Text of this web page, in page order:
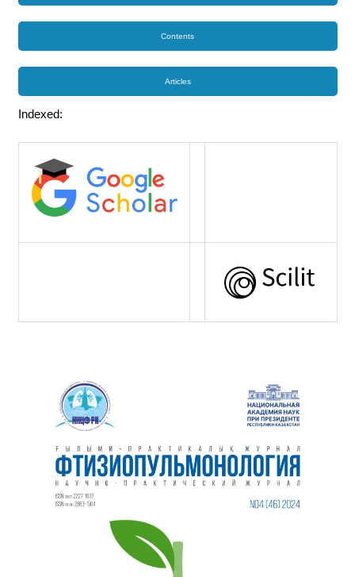
Contents
Articles
Indexed: